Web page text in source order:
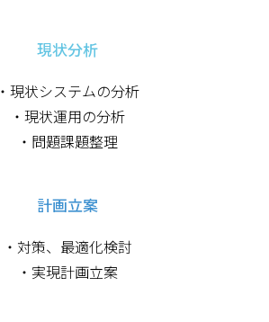
現状分析
・現状システムの分析
・現状運用の分析
・問題課題整理
計画立案
・対策、最適化検討
・実現計画立案